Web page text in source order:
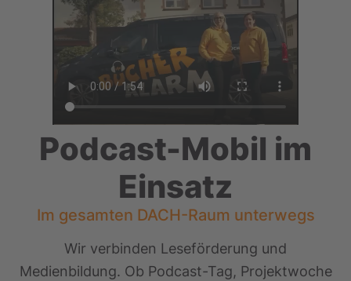
Podcast-Mobil im
Einsatz
Im gesamten DACH-Raum unterwegs
Wir verbinden Leseförderung und
Medienbildung. Ob Podcast-Tag, Projektwoche